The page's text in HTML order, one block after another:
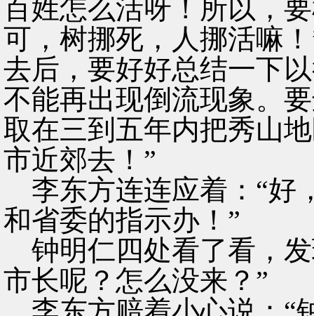
百姓怎么活呀！所以，
可，树挪死，人挪活嘛
去后，要好好总结一下
不能再出现倒流现象。
取在三到五年内把秀山
市近郊去！”
李东方连连应着：“好
和省委的指示办！”
钟明仁四处看了看，
市长呢？怎么没来？”